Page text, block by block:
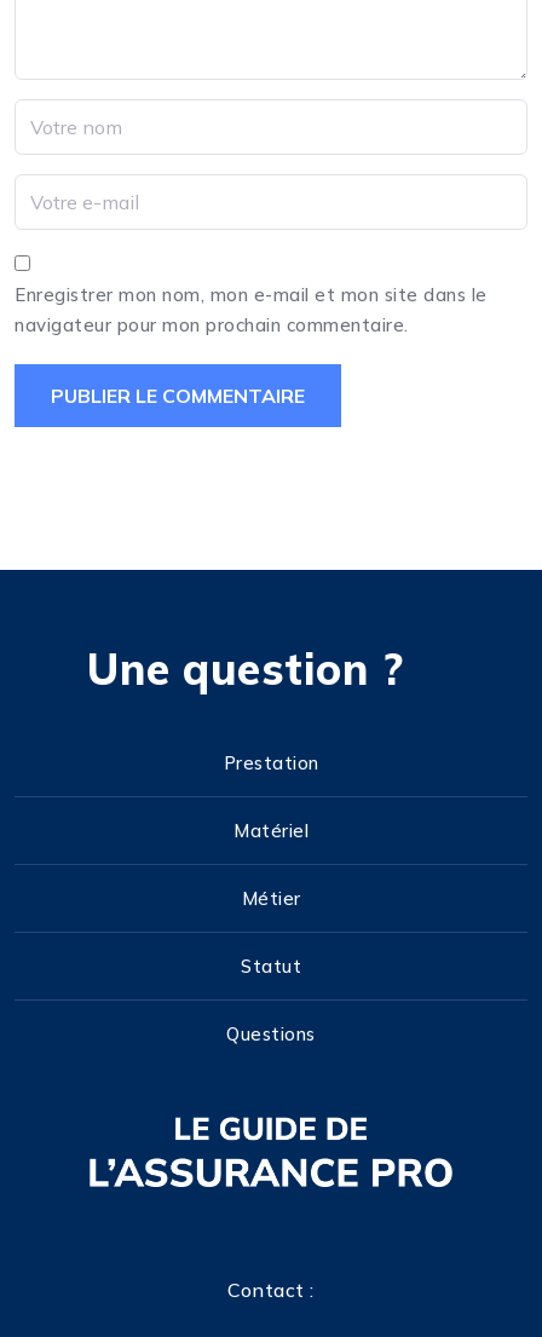
Enregistrer mon nom, mon e-mail et mon site dans le
navigateur pour mon prochain commentaire.
Une question ?
Prestation
Matériel
Métier
Statut
Questions
Contact :